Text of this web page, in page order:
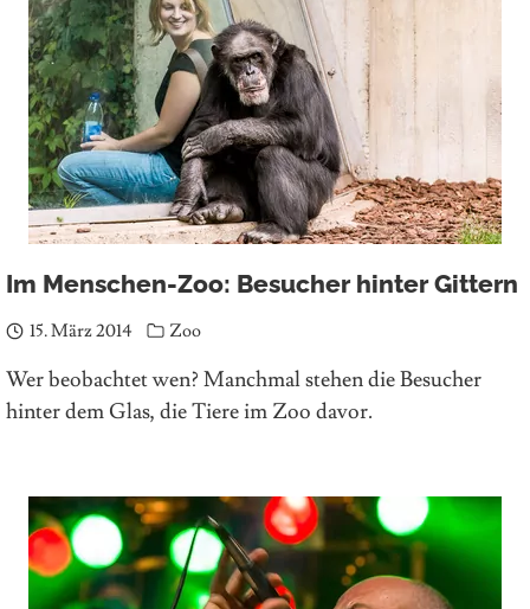
Im Menschen-Zoo: Besucher hinter Gittern
15. März 2014 Zoo
Wer beobachtet wen? Manchmal stehen die Besucher
hinter dem Glas, die Tiere im Zoo davor.